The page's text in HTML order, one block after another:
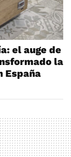
el auge de
la
España